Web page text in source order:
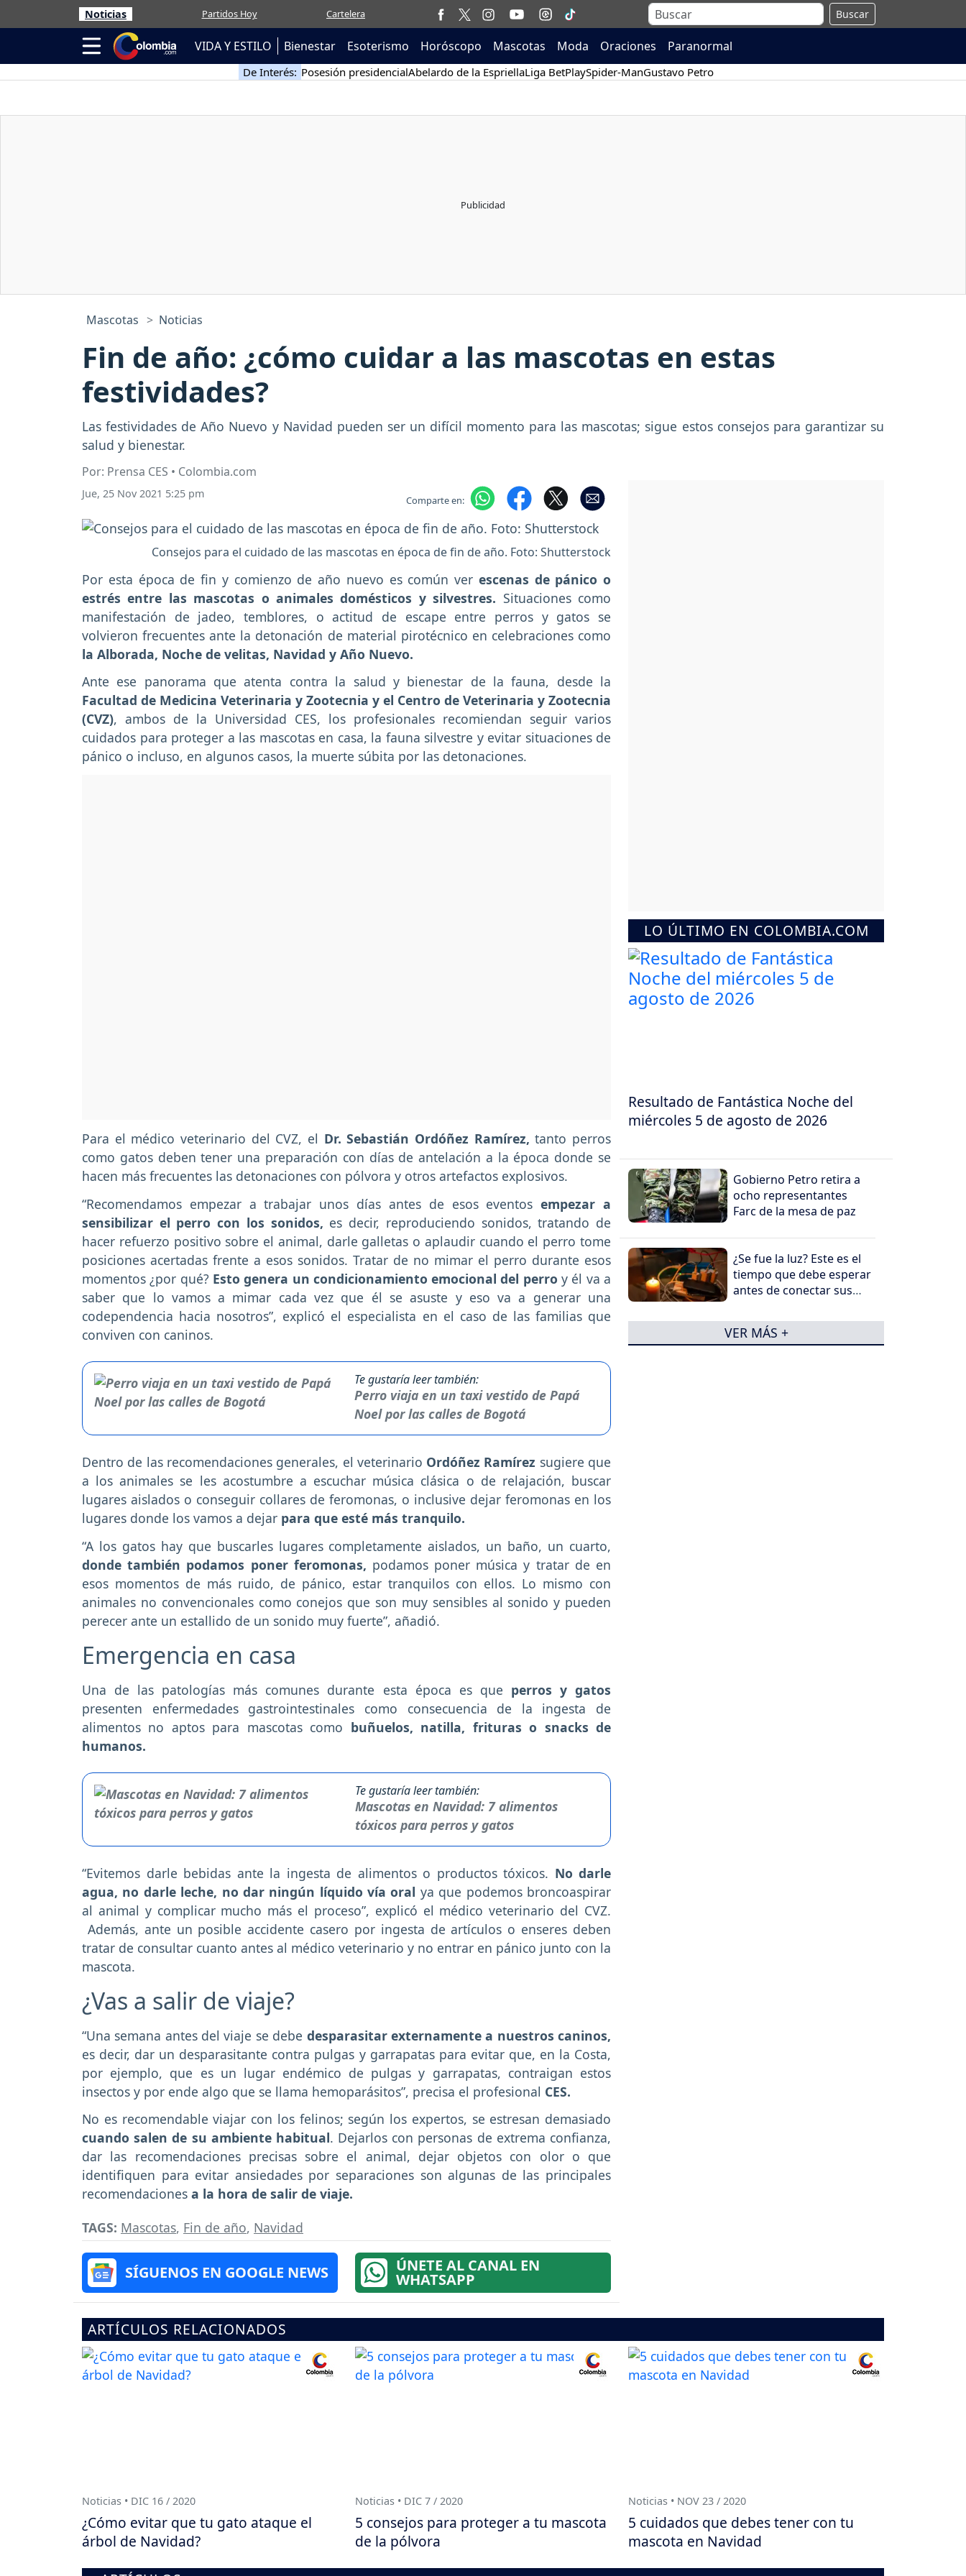
Noticias Partidos Hoy Cartelera Buscar
VIDA Y ESTILO Bienestar Esoterismo Horóscopo Mascotas Moda Oraciones Paranormal
De Interés: Posesión presidencialAbelardo de la EspriellaLiga BetPlaySpider-ManGustavo Petro
Mascotas Noticias
Fin de año: ¿cómo cuidar a las mascotas en estas
festividades?
Las festividades de Año Nuevo y Navidad pueden ser un difícil momento para las mascotas; sigue estos consejos para garantizar su
salud y bienestar.
Por: Prensa CES • Colombia.com
Jue, 25 Nov 2021 5:25 pm Comparte en:
Consejos para el cuidado de las mascotas en época de fin de año. Foto: Shutterstock
Por esta época de fin y comienzo de año nuevo es común ver escenas de pánico o
estrés entre las mascotas o animales domésticos y silvestres. Situaciones como
manifestación de jadeo, temblores, o actitud de escape entre perros y gatos se
volvieron frecuentes ante la detonación de material pirotécnico en celebraciones como
la Alborada, Noche de velitas, Navidad y Año Nuevo.
Ante ese panorama que atenta contra la salud y bienestar de la fauna, desde la
Facultad de Medicina Veterinaria y Zootecnia y el Centro de Veterinaria y Zootecnia
(CVZ), ambos de la Universidad CES, los profesionales recomiendan seguir varios
cuidados para proteger a las mascotas en casa, la fauna silvestre y evitar situaciones de
pánico o incluso, en algunos casos, la muerte súbita por las detonaciones.
Para el médico veterinario del CVZ, el Dr. Sebastián Ordóñez Ramírez, tanto perros
como gatos deben tener una preparación con días de antelación a la época donde se
hacen más frecuentes las detonaciones con pólvora y otros artefactos explosivos.
“Recomendamos empezar a trabajar unos días antes de esos eventos empezar a
sensibilizar el perro con los sonidos, es decir, reproduciendo sonidos, tratando de
hacer refuerzo positivo sobre el animal, darle galletas o aplaudir cuando el perro tome
posiciones acertadas frente a esos sonidos. Tratar de no mimar el perro durante esos
momentos ¿por qué? Esto genera un condicionamiento emocional del perro y él va a
saber que lo vamos a mimar cada vez que él se asuste y eso va a generar una
codependencia hacia nosotros”, explicó el especialista en el caso de las familias que
conviven con caninos.
Te gustaría leer también:
Perro viaja en un taxi vestido de Papá
Noel por las calles de Bogotá
Dentro de las recomendaciones generales, el veterinario Ordóñez Ramírez sugiere que
a los animales se les acostumbre a escuchar música clásica o de relajación, buscar
lugares aislados o conseguir collares de feromonas, o inclusive dejar feromonas en los
lugares donde los vamos a dejar para que esté más tranquilo.
“A los gatos hay que buscarles lugares completamente aislados, un baño, un cuarto,
donde también podamos poner feromonas, podamos poner música y tratar de en
esos momentos de más ruido, de pánico, estar tranquilos con ellos. Lo mismo con
animales no convencionales como conejos que son muy sensibles al sonido y pueden
perecer ante un estallido de un sonido muy fuerte”, añadió.
Emergencia en casa
Una de las patologías más comunes durante esta época es que perros y gatos
presenten enfermedades gastrointestinales como consecuencia de la ingesta de
alimentos no aptos para mascotas como buñuelos, natilla, frituras o snacks de
humanos.
Te gustaría leer también:
Mascotas en Navidad: 7 alimentos
tóxicos para perros y gatos
“Evitemos darle bebidas ante la ingesta de alimentos o productos tóxicos. No darle
agua, no darle leche, no dar ningún líquido vía oral ya que podemos broncoaspirar
al animal y complicar mucho más el proceso”, explicó el médico veterinario del CVZ.
Además, ante un posible accidente casero por ingesta de artículos o enseres deben
tratar de consultar cuanto antes al médico veterinario y no entrar en pánico junto con la
mascota.
¿Vas a salir de viaje?
“Una semana antes del viaje se debe desparasitar externamente a nuestros caninos,
es decir, dar un desparasitante contra pulgas y garrapatas para evitar que, en la Costa,
por ejemplo, que es un lugar endémico de pulgas y garrapatas, contraigan estos
insectos y por ende algo que se llama hemoparásitos”, precisa el profesional CES.
No es recomendable viajar con los felinos; según los expertos, se estresan demasiado
cuando salen de su ambiente habitual. Dejarlos con personas de extrema confianza,
dar las recomendaciones precisas sobre el animal, dejar objetos con olor o que
identifiquen para evitar ansiedades por separaciones son algunas de las principales
recomendaciones a la hora de salir de viaje.
TAGS: Mascotas, Fin de año, Navidad
SÍGUENOS EN GOOGLE NEWS ÚNETE AL CANAL EN
WHATSAPP
LO ÚLTIMO EN COLOMBIA.COM
Resultado de Fantástica Noche del
miércoles 5 de agosto de 2026
Gobierno Petro retira a
ocho representantes
Farc de la mesa de paz
¿Se fue la luz? Este es el
tiempo que debe esperar
antes de conectar sus
VER MÁS +
ARTÍCULOS RELACIONADOS
Noticias • DIC 16 / 2020
¿Cómo evitar que tu gato ataque el
árbol de Navidad?
Noticias • DIC 7 / 2020
5 consejos para proteger a tu mascota
de la pólvora
Noticias • NOV 23 / 2020
5 cuidados que debes tener con tu
mascota en Navidad